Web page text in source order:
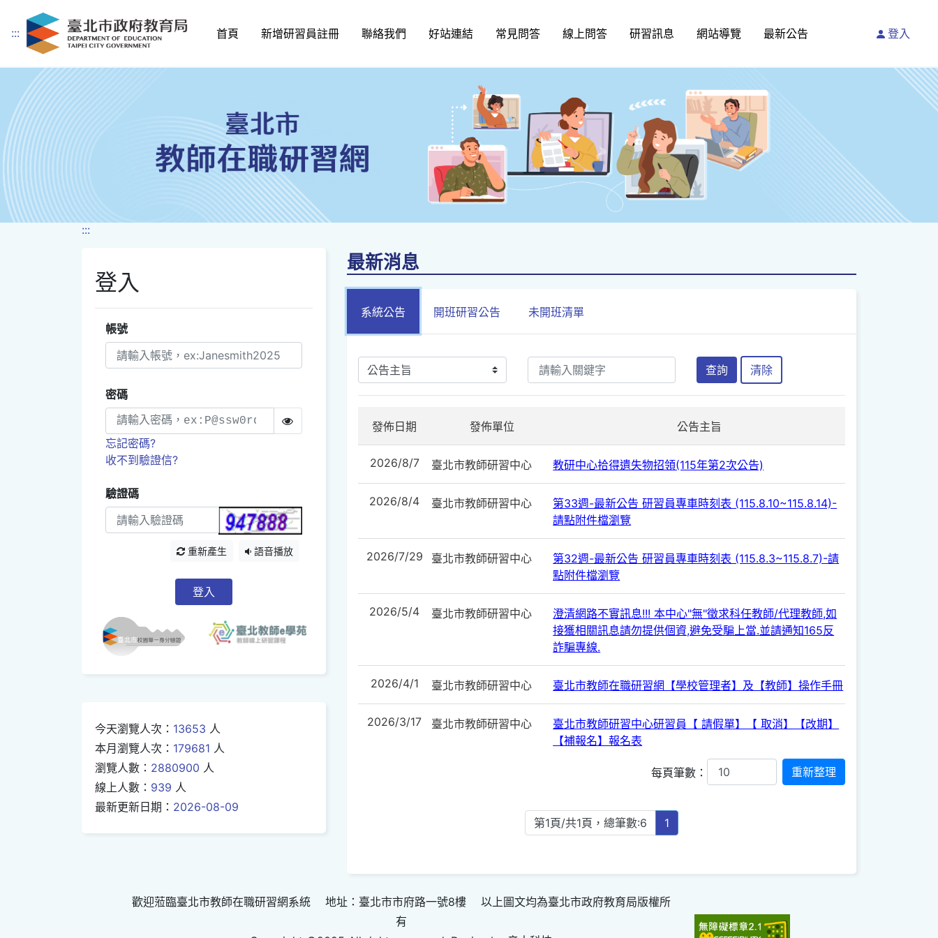
跳到主要內容
::: 首頁 新增研習員註冊 聯絡我們 好站連結 常見問答 線上問答 研習訊息 網站導覽 最新公告 登入
:::
登入
帳號
密碼
忘記密碼?
收不到驗證信?
驗證碼
重新產生 語音播放
登入
今天瀏覽人次： 13653 人
本月瀏覽人次： 179681 人
瀏覽人數： 2880900 人
線上人數： 939 人
最新更新日期： 2026-08-09
最新消息
系統公告 開班研習公告 未開班清單
查詢 清除
發佈日期 發佈單位 公告主旨
2026/8/7 臺北市教師研習中心 教研中心拾得遺失物招領(115年第2次公告)
2026/8/4 臺北市教師研習中心
第33週-最新公告 研習員專車時刻表 (115.8.10~115.8.14)-
請點附件檔瀏覽
2026/7/29 臺北市教師研習中心
第32週-最新公告 研習員專車時刻表 (115.8.3~115.8.7)-請
點附件檔瀏覽
2026/5/4 臺北市教師研習中心
澄清網路不實訊息!!! 本中心"無"徵求科任教師/代理教師,如
接獲相關訊息請勿提供個資,避免受騙上當.並請通知165反
詐騙專線.
2026/4/1 臺北市教師研習中心 臺北市教師在職研習網【學校管理者】及【教師】操作手冊
2026/3/17 臺北市教師研習中心
臺北市教師研習中心研習員【 請假單】【 取消】【改期】
【補報名】報名表
每頁筆數：
第1頁/共1頁，總筆數:6 1
歡迎蒞臨臺北市教師在職研習網系統 地址：臺北市市府路一號8樓 以上圖文均為臺北市政府教育局版權所
有